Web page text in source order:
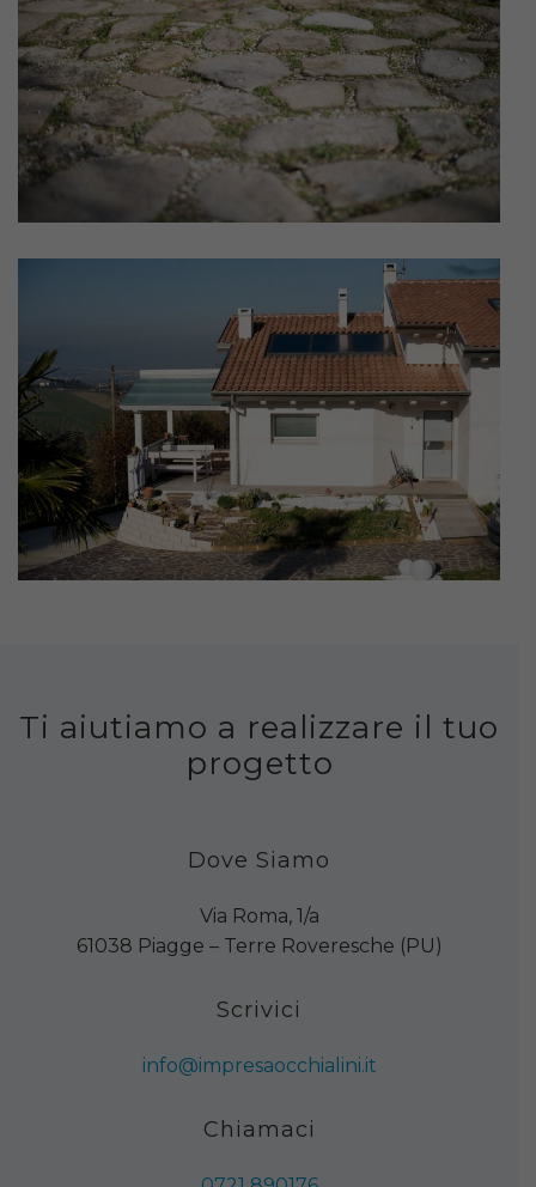
Ti aiutiamo a realizzare il tuo
progetto
Dove Siamo
Via Roma, 1/a
61038 Piagge – Terre Roveresche (PU)
Scrivici
info@impresaocchialini.it
Chiamaci